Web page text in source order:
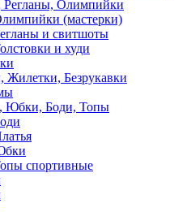
Олимпийки
(мастерки)
и свитшоты
и худи
Жилетки, Безрукавки
Юбки, Боди, Топы
спортивные